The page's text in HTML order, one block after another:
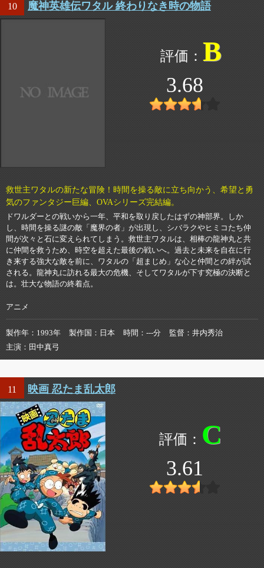
10 魔神英雄伝ワタル 終わりなき時の物語
B
3.68
救世主ワタルの新たな冒険！時間を操る敵に立ち向かう、希望と勇
気のファンタジー巨編、OVAシリーズ完結編。
ドワルダーとの戦いから一年、平和を取り戻したはずの神部界。しか
し、時間を操る謎の敵「魔界の者」が出現し、シバラクやヒミコたち仲
間が次々と石に変えられてしまう。救世主ワタルは、相棒の龍神丸と共
に仲間を救うため、時空を超えた最後の戦いへ。過去と未来を自在に行
き来する強大な敵を前に、ワタルの「超まじめ」な心と仲間との絆が試
される。龍神丸に訪れる最大の危機、そしてワタルが下す究極の決断と
は。壮大な物語の終着点。
アニメ
製作年 1993年 製作国 日本 時間 ---分 監督
井内秀治
主演
田中真弓
11 映画 忍たま乱太郎
C
3.61